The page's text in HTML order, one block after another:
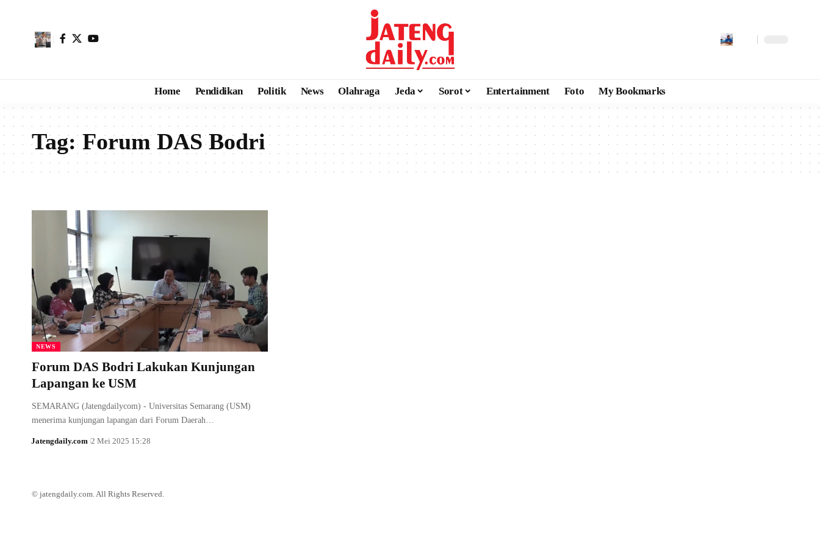
Home Pendidikan Politik News Olahraga Jeda Sorot Entertainment Foto My Bookmarks
Tag:Forum DAS Bodri
NEWS
Forum DAS Bodri Lakukan Kunjungan
Lapangan ke USM
SEMARANG (Jatengdailycom) - Universitas Semarang (USM)
menerima kunjungan lapangan dari Forum Daerah…
Jatengdaily.com 2 Mei 2025 15:28
© jatengdaily.com. All Rights Reserved.